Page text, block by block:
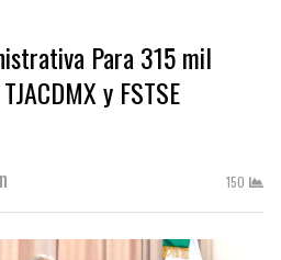
Para 315 mil
y FSTSE
150